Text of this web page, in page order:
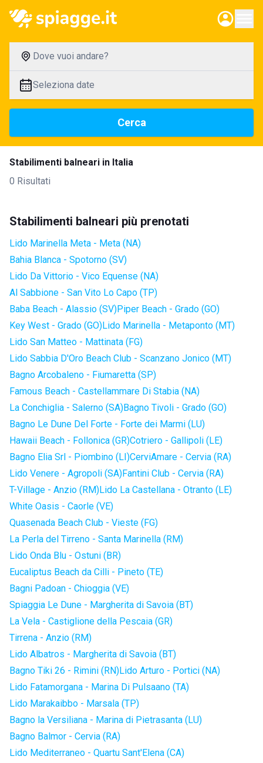
Dove vuoi andare?
Seleziona date
Cerca
Stabilimenti balneari in Italia
0 Risultati
Stabilimenti balneari più prenotati
Lido Marinella Meta - Meta (NA)
Bahia Blanca - Spotorno (SV)
Lido Da Vittorio - Vico Equense (NA)
Al Sabbione - San Vito Lo Capo (TP)
Baba Beach - Alassio (SV)Piper Beach - Grado (GO)
Key West - Grado (GO)Lido Marinella - Metaponto (MT)
Lido San Matteo - Mattinata (FG)
Lido Sabbia D'Oro Beach Club - Scanzano Jonico (MT)
Bagno Arcobaleno - Fiumaretta (SP)
Famous Beach - Castellammare Di Stabia (NA)
La Conchiglia - Salerno (SA)Bagno Tivoli - Grado (GO)
Bagno Le Dune Del Forte - Forte dei Marmi (LU)
Hawaii Beach - Follonica (GR)Cotriero - Gallipoli (LE)
Bagno Elia Srl - Piombino (LI)CerviAmare - Cervia (RA)
Lido Venere - Agropoli (SA)Fantini Club - Cervia (RA)
T-Village - Anzio (RM)Lido La Castellana - Otranto (LE)
White Oasis - Caorle (VE)
Quasenada Beach Club - Vieste (FG)
La Perla del Tirreno - Santa Marinella (RM)
Lido Onda Blu - Ostuni (BR)
Eucaliptus Beach da Cilli - Pineto (TE)
Bagni Padoan - Chioggia (VE)
Spiaggia Le Dune - Margherita di Savoia (BT)
La Vela - Castiglione della Pescaia (GR)
Tirrena - Anzio (RM)
Lido Albatros - Margherita di Savoia (BT)
Bagno Tiki 26 - Rimini (RN)Lido Arturo - Portici (NA)
Lido Fatamorgana - Marina Di Pulsaano (TA)
Lido Marakaibbo - Marsala (TP)
Bagno la Versiliana - Marina di Pietrasanta (LU)
Bagno Balmor - Cervia (RA)
Lido Mediterraneo - Quartu Sant'Elena (CA)